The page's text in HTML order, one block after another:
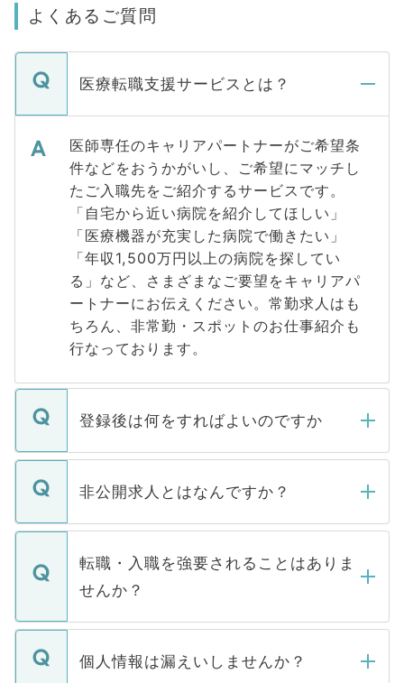
よくあるご質問
医療転職支援サービスとは？
医師専任のキャリアパートナーがご希望条
件などをおうかがいし、ご希望にマッチし
たご入職先をご紹介するサービスです。
「自宅から近い病院を紹介してほしい」
「医療機器が充実した病院で働きたい」
「年収1,500万円以上の病院を探してい
る」など、さまざまなご要望をキャリアパ
ートナーにお伝えください。常勤求人はも
ちろん、非常勤・スポットのお仕事紹介も
行なっております。
登録後は何をすればよいのですか
ご登録いただきましたら、弊社担当者がご
登録内容を確認し、その後メールもしくは
ます。通常、5営業日以内にはご連絡をせて
いただきますので、しばらくお待ちくださ
い。
非公開求人とはなんですか？
マイナビDOCTORで取り扱っている求人の
うち約3割は、Webサイトからご覧いただ
けない「非公開求人」です。非公開求人は
下記の理由によって、一般には公開してい
ません。
■応募殺到を避けるため 人気のある医療機
転職・入職を強要されることはありま
せんか？
転職・入職を強要することは一切ありませ
ん。また、仮に応募先から内定をいただい
個人情報は漏えいしませんか？